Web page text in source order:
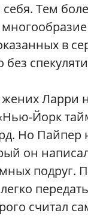
Тем
в
Ларри
Йорк
Но Пайпер
он
подруг.
считал